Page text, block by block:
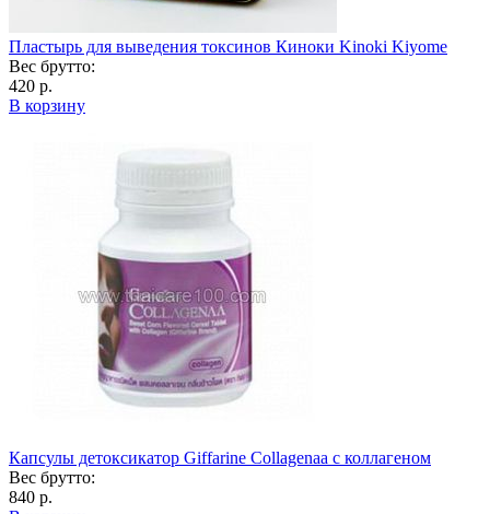
Пластырь для выведения токсинов Киноки Kinoki Kiyome
Вес брутто:
420 р.
В корзину
Капсулы детоксикатор Giffarine Collagenaa с коллагеном
Вес брутто:
840 р.